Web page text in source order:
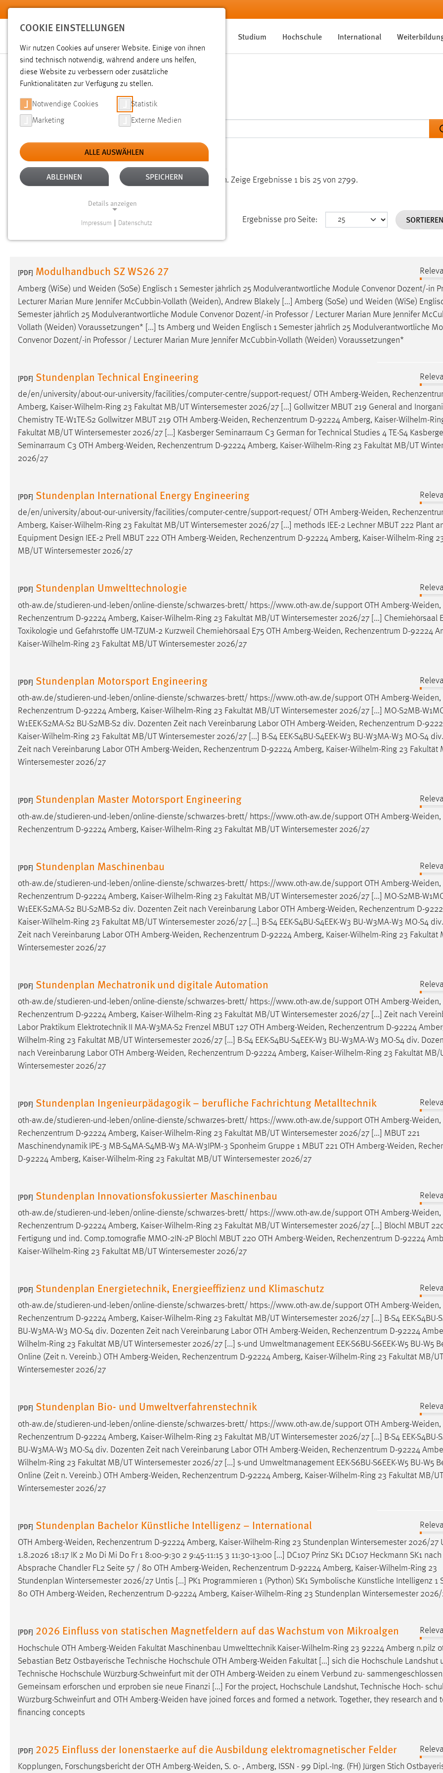
Zum Hauptinhalt springen
Studium Hochschule International
SUCHE
Aktive Filter: TYP: DATEIEN ALLE FILTER ENTFERNEN
Gesucht nach "weide". Es wurden 2799 Ergebnisse gefunden. Zeige Ergebnisse 1 bis 25 von 2799.
Ergebnisse pro Seite:
[PDF] Modulhandbuch SZ WS26 27
Amberg (WiSe) und Weiden (SoSe) Englisch 1 Semester jährlich 25 Modulverantwortliche Module Convenor Dozent/-in
Lecturer Marian Mure Jennifer McCubbin-Vollath (Weiden), Andrew Blakely [...] Amberg (SoSe) und Weiden (WiSe)
Semester jährlich 25 Modulverantwortliche Module Convenor Dozent/-in Professor / Lecturer Marian Mure Jennifer
Vollath (Weiden) Voraussetzungen* [...] ts Amberg und Weiden Englisch 1 Semester jährlich 25 Modulverantwortliche
Convenor Dozent/-in Professor / Lecturer Marian Mure Jennifer McCubbin-Vollath (Weiden) Voraussetzungen*
[PDF] Stundenplan Technical Engineering
de/en/university/about-our-university/facilities/computer-centre/support-request/ OTH Amberg-Weiden,
Amberg, Kaiser-Wilhelm-Ring 23 Fakultät MB/UT Wintersemester 2026/27 [...] Gollwitzer MBUT 219 General and
Chemistry TE-W1TE-S2 Gollwitzer MBUT 219 OTH Amberg-Weiden, Rechenzentrum D-92224 Amberg, Kaiser-Wilhelm-
Fakultät MB/UT Wintersemester 2026/27 [...] Kasberger Seminarraum C3 German for Technical Studies 4 TE-S4
Seminarraum C3 OTH Amberg-Weiden, Rechenzentrum D-92224 Amberg, Kaiser-Wilhelm-Ring 23 Fakultät MB/UT
2026/27
[PDF] Stundenplan International Energy Engineering
de/en/university/about-our-university/facilities/computer-centre/support-request/ OTH Amberg-Weiden,
Amberg, Kaiser-Wilhelm-Ring 23 Fakultät MB/UT Wintersemester 2026/27 [...] methods IEE-2 Lechner MBUT 222 Plant
Equipment Design IEE-2 Prell MBUT 222 OTH Amberg-Weiden, Rechenzentrum D-92224 Amberg, Kaiser-Wilhelm-Ring
MB/UT Wintersemester 2026/27
[PDF] Stundenplan Umwelttechnologie
oth-aw.de/studieren-und-leben/online-dienste/schwarzes-brett/ https://www.oth-aw.de/support OTH Amberg-Weiden,
Rechenzentrum D-92224 Amberg, Kaiser-Wilhelm-Ring 23 Fakultät MB/UT Wintersemester 2026/27 [...] Chemiehörsaal
Toxikologie und Gefahrstoffe UM-TZUM-2 Kurzweil Chemiehörsaal E75 OTH Amberg-Weiden, Rechenzentrum D-92224
Kaiser-Wilhelm-Ring 23 Fakultät MB/UT Wintersemester 2026/27
[PDF] Stundenplan Motorsport Engineering
oth-aw.de/studieren-und-leben/online-dienste/schwarzes-brett/ https://www.oth-aw.de/support OTH Amberg-Weiden,
Rechenzentrum D-92224 Amberg, Kaiser-Wilhelm-Ring 23 Fakultät MB/UT Wintersemester 2026/27 [...] MO-S2MB-
W1EEK-S2MA-S2 BU-S2MB-S2 div. Dozenten Zeit nach Vereinbarung Labor OTH Amberg-Weiden, Rechenzentrum D-
Kaiser-Wilhelm-Ring 23 Fakultät MB/UT Wintersemester 2026/27 [...] B-S4 EEK-S4BU-S4EEK-W3 BU-W3MA-W3 MO-S4
Zeit nach Vereinbarung Labor OTH Amberg-Weiden, Rechenzentrum D-92224 Amberg, Kaiser-Wilhelm-Ring 23 Fakultät
Wintersemester 2026/27
[PDF] Stundenplan Master Motorsport Engineering
oth-aw.de/studieren-und-leben/online-dienste/schwarzes-brett/ https://www.oth-aw.de/support OTH Amberg-Weiden,
Rechenzentrum D-92224 Amberg, Kaiser-Wilhelm-Ring 23 Fakultät MB/UT Wintersemester 2026/27
[PDF] Stundenplan Maschinenbau
oth-aw.de/studieren-und-leben/online-dienste/schwarzes-brett/ https://www.oth-aw.de/support OTH Amberg-Weiden,
Rechenzentrum D-92224 Amberg, Kaiser-Wilhelm-Ring 23 Fakultät MB/UT Wintersemester 2026/27 [...] MO-S2MB-
W1EEK-S2MA-S2 BU-S2MB-S2 div. Dozenten Zeit nach Vereinbarung Labor OTH Amberg-Weiden, Rechenzentrum D-
Kaiser-Wilhelm-Ring 23 Fakultät MB/UT Wintersemester 2026/27 [...] B-S4 EEK-S4BU-S4EEK-W3 BU-W3MA-W3 MO-S4
Zeit nach Vereinbarung Labor OTH Amberg-Weiden, Rechenzentrum D-92224 Amberg, Kaiser-Wilhelm-Ring 23 Fakultät
Wintersemester 2026/27
[PDF] Stundenplan Mechatronik und digitale Automation
oth-aw.de/studieren-und-leben/online-dienste/schwarzes-brett/ https://www.oth-aw.de/support OTH Amberg-Weiden,
Rechenzentrum D-92224 Amberg, Kaiser-Wilhelm-Ring 23 Fakultät MB/UT Wintersemester 2026/27 [...] Zeit nach
Labor Praktikum Elektrotechnik II MA-W3MA-S2 Frenzel MBUT 127 OTH Amberg-Weiden, Rechenzentrum D-92224
Wilhelm-Ring 23 Fakultät MB/UT Wintersemester 2026/27 [...] B-S4 EEK-S4BU-S4EEK-W3 BU-W3MA-W3 MO-S4 div.
nach Vereinbarung Labor OTH Amberg-Weiden, Rechenzentrum D-92224 Amberg, Kaiser-Wilhelm-Ring 23 Fakultät MB/
Wintersemester 2026/27
[PDF] Stundenplan Ingenieurpädagogik – berufliche Fachrichtung Metalltechnik
oth-aw.de/studieren-und-leben/online-dienste/schwarzes-brett/ https://www.oth-aw.de/support OTH Amberg-Weiden,
Rechenzentrum D-92224 Amberg, Kaiser-Wilhelm-Ring 23 Fakultät MB/UT Wintersemester 2026/27 [...] MBUT 221
Maschinendynamik IPE-3 MB-S4MA-S4MB-W3 MA-W3IPM-3 Sponheim Gruppe 1 MBUT 221 OTH Amberg-Weiden,
D-92224 Amberg, Kaiser-Wilhelm-Ring 23 Fakultät MB/UT Wintersemester 2026/27
[PDF] Stundenplan Innovationsfokussierter Maschinenbau
oth-aw.de/studieren-und-leben/online-dienste/schwarzes-brett/ https://www.oth-aw.de/support OTH Amberg-Weiden,
Rechenzentrum D-92224 Amberg, Kaiser-Wilhelm-Ring 23 Fakultät MB/UT Wintersemester 2026/27 [...] Blöchl MBUT
Fertigung und ind. Comp.tomografie MMO-2IN-2P Blöchl MBUT 220 OTH Amberg-Weiden, Rechenzentrum D-92224
Kaiser-Wilhelm-Ring 23 Fakultät MB/UT Wintersemester 2026/27
[PDF] Stundenplan Energietechnik, Energieeffizienz und Klimaschutz
oth-aw.de/studieren-und-leben/online-dienste/schwarzes-brett/ https://www.oth-aw.de/support OTH Amberg-Weiden,
Rechenzentrum D-92224 Amberg, Kaiser-Wilhelm-Ring 23 Fakultät MB/UT Wintersemester 2026/27 [...] B-S4 EEK-S4BU-
BU-W3MA-W3 MO-S4 div. Dozenten Zeit nach Vereinbarung Labor OTH Amberg-Weiden, Rechenzentrum D-92224
Wilhelm-Ring 23 Fakultät MB/UT Wintersemester 2026/27 [...] s-und Umweltmanagement EEK-S6BU-S6EEK-W5 BU-W5
Online (Zeit n. Vereinb.) OTH Amberg-Weiden, Rechenzentrum D-92224 Amberg, Kaiser-Wilhelm-Ring 23 Fakultät MB/UT
Wintersemester 2026/27
[PDF] Stundenplan Bio- und Umweltverfahrenstechnik
oth-aw.de/studieren-und-leben/online-dienste/schwarzes-brett/ https://www.oth-aw.de/support OTH Amberg-Weiden,
Rechenzentrum D-92224 Amberg, Kaiser-Wilhelm-Ring 23 Fakultät MB/UT Wintersemester 2026/27 [...] B-S4 EEK-S4BU-
BU-W3MA-W3 MO-S4 div. Dozenten Zeit nach Vereinbarung Labor OTH Amberg-Weiden, Rechenzentrum D-92224
Wilhelm-Ring 23 Fakultät MB/UT Wintersemester 2026/27 [...] s-und Umweltmanagement EEK-S6BU-S6EEK-W5 BU-W5
Online (Zeit n. Vereinb.) OTH Amberg-Weiden, Rechenzentrum D-92224 Amberg, Kaiser-Wilhelm-Ring 23 Fakultät MB/UT
Wintersemester 2026/27
[PDF] Stundenplan Bachelor Künstliche Intelligenz – International
OTH Amberg-Weiden, Rechenzentrum D-92224 Amberg, Kaiser-Wilhelm-Ring 23 Stundenplan Wintersemester 2026/27
1.8.2026 18:17 IK 2 Mo Di Mi Do Fr 1 8:00-9:30 2 9:45-11:15 3 11:30-13:00 [...] DC107 Prinz SK1 DC107 Heckmann SK1 nach
Absprache Chandler FL2 Seite 57 / 80 OTH Amberg-Weiden, Rechenzentrum D-92224 Amberg, Kaiser-Wilhelm-Ring 23
Stundenplan Wintersemester 2026/27 Untis [...] PK1 Programmieren 1 (Python) SK1 Symbolische Künstliche Intelligenz 1
80 OTH Amberg-Weiden, Rechenzentrum D-92224 Amberg, Kaiser-Wilhelm-Ring 23 Stundenplan Wintersemester
[PDF] 2026 Einfluss von statischen Magnetfeldern auf das Wachstum von Mikroalgen
Hochschule OTH Amberg-Weiden Fakultät Maschinenbau Umwelttechnik Kaiser-Wilhelm-Ring 23 92224 Amberg n.pilz
Sebastian Betz Ostbayerische Technische Hochschule OTH Amberg-Weiden Fakultät [...] sich die Hochschule Landshut
Technische Hochschule Würzburg-Schweinfurt mit der OTH Amberg-Weiden zu einem Verbund zu-
Gemeinsam erforschen und erproben sie neue Finanzi [...] For the project, Hochschule Landshut, Technische Hoch-
Würzburg-Schweinfurt and OTH Amberg-Weiden have joined forces and formed a network. Together, they research and
financing concepts
[PDF] 2025 Einfluss der Ionenstaerke auf die Ausbildung elektromagnetischer Felder
Kopplungen, Forschungsbericht der OTH Amberg-Weiden, S. 0- , Amberg, ISSN - 99 Dipl.-Ing. (FH) Jürgen Stich
COOKIE EINSTELLUNGEN
Wir nutzen Cookies auf unserer Website. Einige von ihnen
sind technisch notwendig, während andere uns helfen,
diese Website zu verbessern oder zusätzliche
Funktionalitäten zur Verfügung zu stellen.
Notwendige Cookies Statistik
Marketing Externe Medien
ALLE AUSWÄHLEN
ABLEHNEN SPEICHERN
Details anzeigen
Website erforderlich.
Einverständnis
Name: cookie_consent
Zweck:
Dieser Cookie speichert die
ausgewählten Einverständnis-Optionen
Cookie Laufzeit: 1 Jahr
Performance
Name: staticfilecache
Für performante Seitenauslieferung wird
in diesem Cookie gespeichert, ob man
Sprachpräferenz
Name: site-language-preference
Zweck:
Das Cookie speichert die gewählte
Sprache der Website.
Chat
Name:
MibewSessionID, MIBEW_UserID,
mibew_locale, mibew-chat-frame-style-
5e9dbeb1811c0446
Zweck:
Wird benötigt um die Chatfunktion
Cookie Laufzeit:
MibewSessionID, mibew-chat-frame-
style-5e9dbeb1811c0446 =
Sitzungslaufzeit, mibew_locale = 3
Jahre, MIBEW_UserID = 1 Jahr
Login
fe_user, be_user, be_lastLoginProvider
Cookie Laufzeit: 24 Stunden
Diese Informationen helfen uns zu verstehen, wie
unsere Besucher unsere Website nutzen.
Matomo
Name: _pk_ref, _pk_cvar, _pk_id, _pk_ses
Zweck: Zugriffsstatistik
MARKETING
Marketing Cookies werden von Drittanbietern
verwendet, um personalisierte Werbung anzuzeigen.
Sie tun dies, indem sie Besucher über Websites
hinweg verfolgen.
Name: _gcl_au
Anbieter: Google Ireland Limited
Zweck: Conversion-Tracking
Cookie Laufzeit: 3 Monate
Anbieter: Facebook
Zweck: Conversion-Tracking
EXTERNE MEDIEN
Um Inhalte von Videoplattformen und Social Media
Plattformen anzeigen zu können, werden von diesen
externen Medien Cookies gesetzt.
YouTube
Impressum Datenschutz